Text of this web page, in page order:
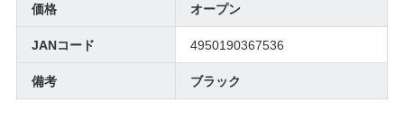
価格
オープン
JANコード
4950190367536
備考
ブラック